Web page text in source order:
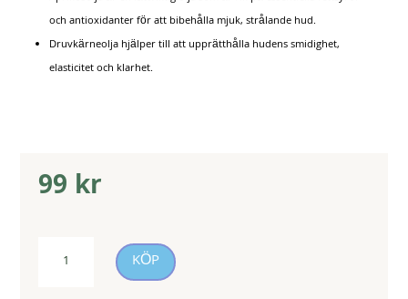
och antioxidanter för att bibehålla mjuk, strålande hud.
Druvkärneolja hjälper till att upprätthålla hudens smidighet,
elasticitet och klarhet.
99 kr
KÖP